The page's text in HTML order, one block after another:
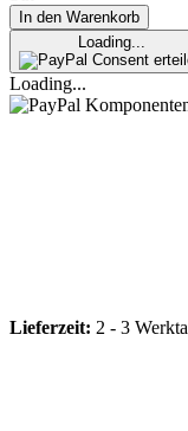
In den Warenkorb
Loading...
Consent
Loading...
Lieferzeit: 2 - 3